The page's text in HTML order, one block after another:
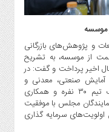
موسسه
و پژوهش‌های بازرگانی
صمت از موسسه، به تشریح
اخیر پرداخت و گفت: در
صنعتی، معدنی و
تجاری به این موسسه سپرده شد که با یک تیم ۳۰ نفره و همکاری
مجلس با موفقیت
سرمایه گذاری